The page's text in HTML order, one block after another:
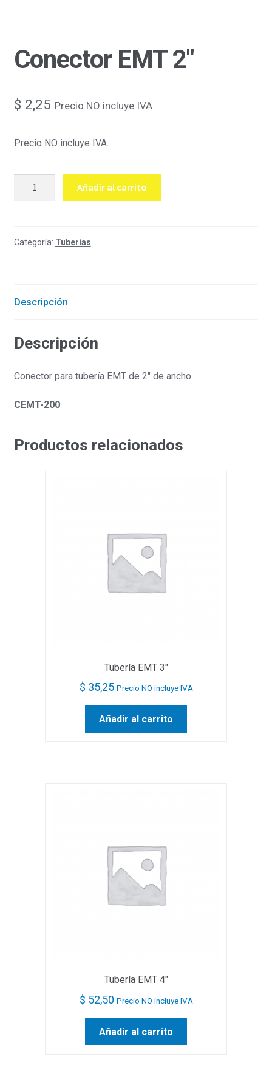
Conector EMT 2″
$ 2,25 Precio NO incluye IVA
Precio NO incluye IVA.
Añadir al carrito
Categoría: Tuberías
Descripción
Descripción
Conector para tubería EMT de 2″ de ancho.
CEMT-200
Productos relacionados
Tubería EMT 3″
$ 35,25 Precio NO incluye IVA
Añadir al carrito
Tubería EMT 4″
$ 52,50 Precio NO incluye IVA
Añadir al carrito